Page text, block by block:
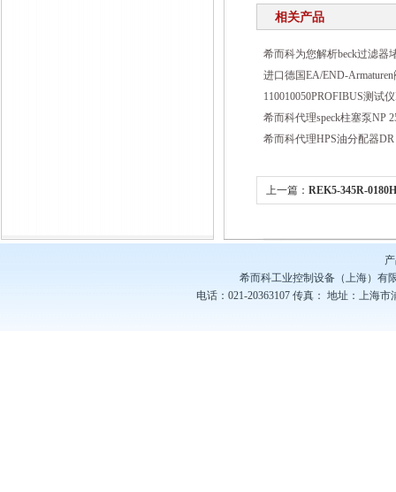
相关产品
希而科为您解析beck过滤器
进口德国EA/END-
110010050PROFIBUS测试
希而科代理speck柱塞泵NP
希而科代理HPS油分配器DR
上一篇：REK5-345R-
希而科工业控制设备（上海）有
电话：021-20363107 传真： 地址：上海市